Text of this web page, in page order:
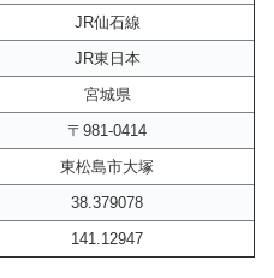
JR仙石線
JR東日本
宮城県
〒981-0414
東松島市大塚
38.379078
141.12947